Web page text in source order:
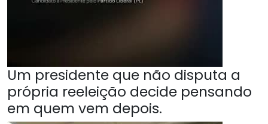
Um presidente que não disputa a
própria reeleição decide pensando
em quem vem depois.